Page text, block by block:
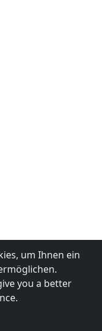
um Ihnen ein
you a better